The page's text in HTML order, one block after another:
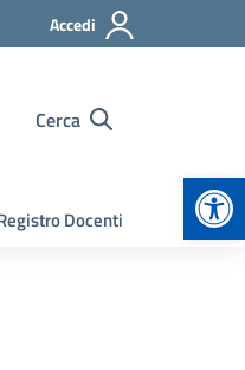
Accedi
Cerca
Docenti